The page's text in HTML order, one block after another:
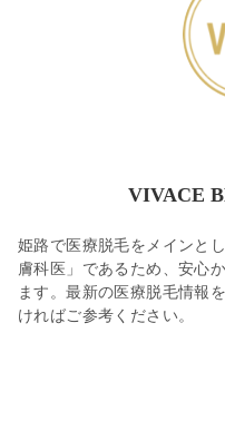
VIVACE
姫路で医療脱毛をメインと
膚科医」であるため、安心
ます。最新の医療脱毛情報
ければご参考ください。